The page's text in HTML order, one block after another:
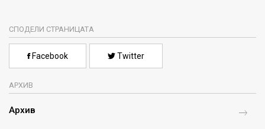
СПОДЕЛИ СТРАНИЦАТА
Facebook Twitter
АРХИВ
Архив